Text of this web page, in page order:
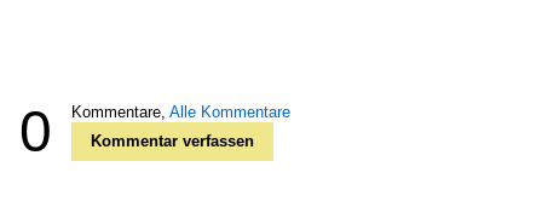
0 Kommentare, Alle Kommentare
Kommentar verfassen